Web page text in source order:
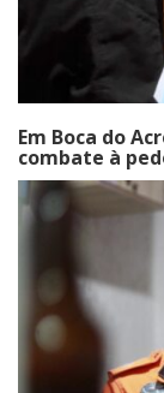
Em Boca do
combate à